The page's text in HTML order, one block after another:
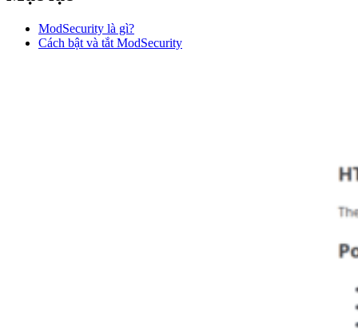
ModSecurity là gì?
Cách bật và tắt ModSecurity